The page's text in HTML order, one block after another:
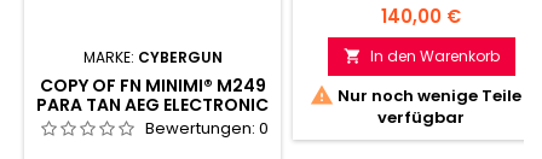
MARKE: CYBERGUN
COPY OF FN MINIMI® M249
PARA TAN AEG ELECTRONIC
TRIGGER NYLON FIBRE 6MM
Bewertungen: 0
Preis
140,00 €
 In den Warenkorb
 Nur noch wenige Teile
verfügbar